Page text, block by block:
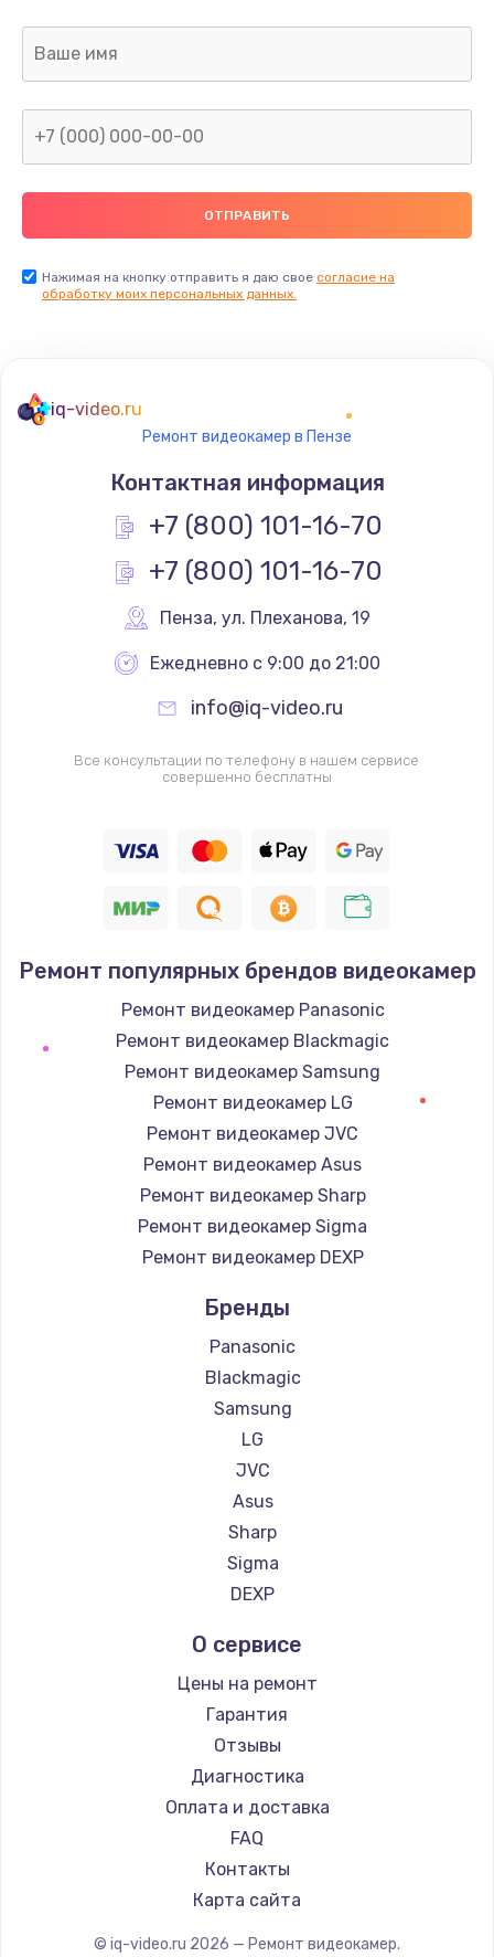
Заказать
Не видит бумагу
550 руб.
Заказать
Грязная печать
350 руб.
Заказать
Ремонт механики сканирующей головки
Ремонт инвертора лампы подсветки
1350 руб.
Заказать
680 руб.
2000 руб.
Заказать
Комплексная чистка
Заказать
Замена лампы подсветки
Заказать
Ремонт блока управления
2000 руб.
Заказать
Прошивка
1220 руб.
Заказать
Ремонт блока питания
Нажимая на кнопку отправить я даю свое согласие на
обработку моих персональных данных.
iq-video.ru
Ремонт видеокамер в Пензе
Контактная информация
+7 (800) 101-16-70
+7 (800) 101-16-70
Пенза, ул. Плеханова, 19
Ежедневно с 9:00 до 21:00
info@iq-video.ru
Все консультации по телефону в нашем сервисе
совершенно бесплатны
Ремонт популярных брендов видеокамер
Ремонт видеокамер Panasonic
Ремонт видеокамер Blackmagic
Ремонт видеокамер Samsung
Ремонт видеокамер LG
Ремонт видеокамер JVC
Ремонт видеокамер Asus
Ремонт видеокамер Sharp
Ремонт видеокамер Sigma
Ремонт видеокамер DEXP
Бренды
Panasonic
Blackmagic
Samsung
LG
JVC
Asus
Sharp
Sigma
DEXP
О сервисе
Цены на ремонт
Гарантия
Отзывы
Диагностика
Оплата и доставка
FAQ
Контакты
Карта сайта
© iq-video.ru 2026 — Ремонт видеокамер.